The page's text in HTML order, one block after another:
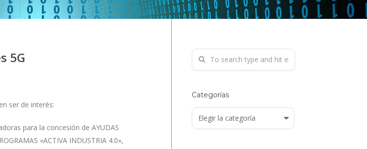
5G
ser de interés:
para la concesión de AYUDAS
«ACTIVA INDUSTRIA 4.0»,
Categorías
Categorías